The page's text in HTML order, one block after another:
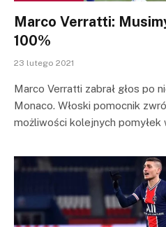
Marco Verratti:
100%
23 lutego 2021
Marco Verratti zabrał głos po
Monaco. Włoski pomocnik
możliwości kolejnych pomyłek